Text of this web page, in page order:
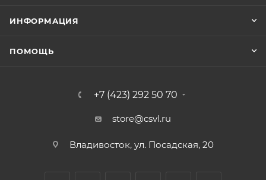
ИНФОРМАЦИЯ
ПОМОЩЬ
+7 (423) 292 50 70
store@csvl.ru
Владивосток, ул. Посадская, 20